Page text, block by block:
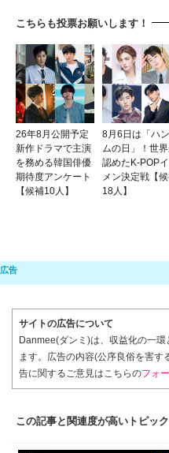
こちらも投票お願いします！
26年8月公開予定
新作ドラマで主演
を務める韓国俳優
期待度アンケート
【候補10人】
8月6日は「ハ
ムの日」！世
認めたK-POP
メン決定戦【
18人】
サイトの広告について
Danmee(ダンミ)は、収益化の一
ます。広告の内容(公序良俗を害
告に関するご意見はこちらのフォ
この記事と関連度が高いトピック